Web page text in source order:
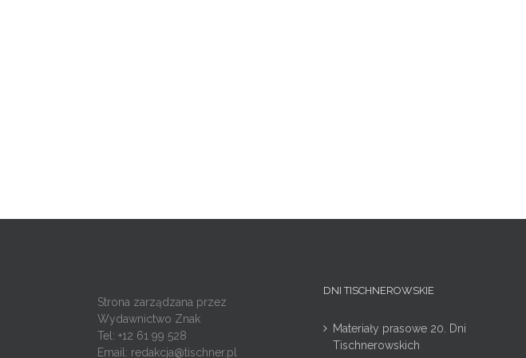
Strona zarządzana przez
Wydawnictwo Znak
Tel: +12 61 99 528
Email: redakcja@tischner.pl
DNI TISCHNEROWSKIE
Materiały prasowe 20. Dni
Tischnerowskich